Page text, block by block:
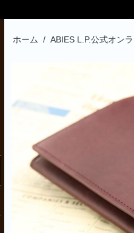
ホーム / ABIES L.P.公式オン